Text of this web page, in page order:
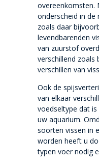
overeenkomsten.
onderscheid in de
zoals daar
levendbarenden
van zuurstof
verschillend zoals
verschillen van
Ook de
van elkaar
voedseltype dat
uw aquarium.
soorten vissen in
worden heeft u
typen voer nodig